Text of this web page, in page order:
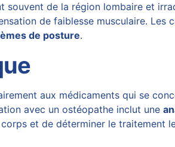
de la région lombaire et
de faiblesse musculaire. Les
de posture.
aux médicaments qui se
avec un ostéopathe inclut une
et de déterminer le traitement